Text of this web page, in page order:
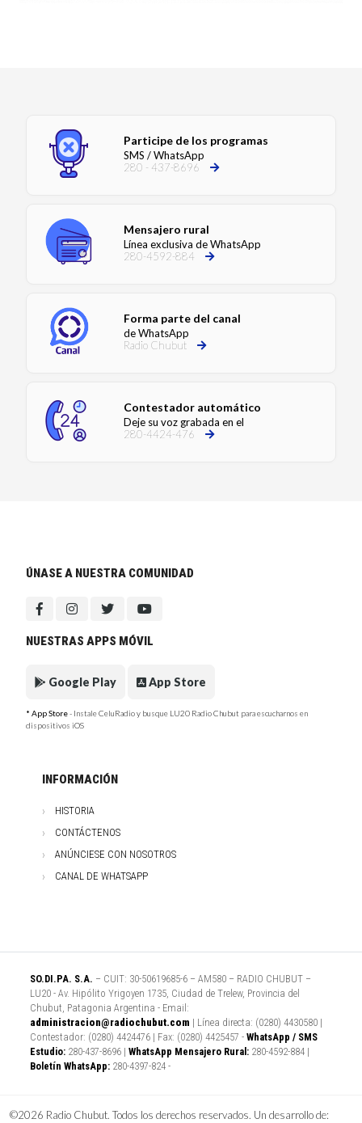
Participe de los programas
SMS / WhatsApp
280 - 437-8696
Mensajero rural
Línea exclusiva de WhatsApp
280-4592-884
Forma parte del canal
de WhatsApp
Radio Chubut
Contestador automático
Deje su voz grabada en el
280-4424-476
ÚNASE A NUESTRA COMUNIDAD
NUESTRAS APPS MÓVIL
Google Play App Store
* App Store- Instale CeluRadio y busque LU20 Radio Chubut para escucharnos en
dispositivos iOS
INFORMACIÓN
HISTORIA
CONTÁCTENOS
ANÚNCIESE CON NOSOTROS
CANAL DE WHATSAPP
SO.DI.PA. S.A. – CUIT: 30-50619685-6 – AM580 – RADIO CHUBUT –
LU20 - Av. Hipólito Yrigoyen 1735, Ciudad de Trelew, Provincia del
Chubut, Patagonia Argentina - Email:
administracion@radiochubut.com | Línea directa: (0280) 4430580 |
Contestador: (0280) 4424476 | Fax: (0280) 4425457 - WhatsApp / SMS
Estudio: 280-437-8696 | WhatsApp Mensajero Rural: 280-4592-884 |
Boletín WhatsApp: 280-4397-824 -
©2026 Radio Chubut. Todos los derechos reservados. Un desarrollo de: